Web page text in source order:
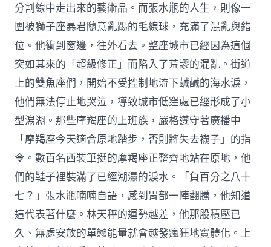
分割線中走出來的藝術品。而張水瓶的人生，則像一
團被獅子座暴君隨意亂踢的毛線球，充滿了混亂與錯
位。他衝到窗邊，往外看去。整座城市已經因為這個
突如其來的「超級修正」而陷入了荒謬的混亂。街道
上的雙魚座們，開始不受控制地流下鹹鹹的海水淚，
他們無法停止地哭泣，導致城市低窪處已經形成了小
型潟湖。那些摩羯座的上班族，嚴格遵守著廣播中
「摩羯座今天適合原地踏步，否則將失去襪子」的指
令。數百名西裝筆挺的摩羯座正整齊地站在原地，他
們的鞋子裡裝滿了已經潮濕的淚水。「負百分之八十
七？」張水瓶喃喃自語，感到胃部一陣翻騰，他知道
這代表著什麼。林天秤的運勢越差，他那股積壓已
久、無處安放的單戀能量就會越發瘋狂地實體化。上